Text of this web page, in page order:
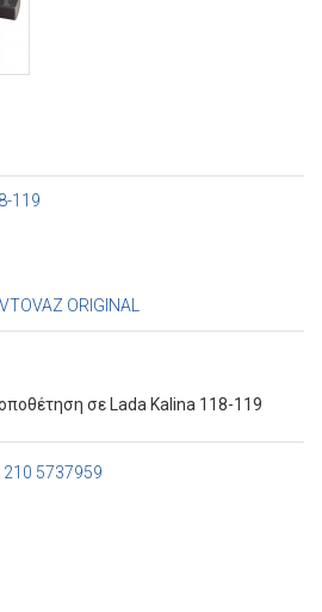
119
ORIGINAL
σε Lada Kalina 118-119
210 5737959